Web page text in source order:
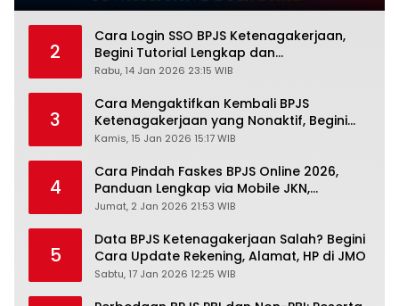
2
Cara Login SSO BPJS Ketenagakerjaan,
Begini Tutorial Lengkap dan
Pengertiannya
Rabu, 14 Jan 2026 23:15 WIB
3
Cara Mengaktifkan Kembali BPJS
Ketenagakerjaan yang Nonaktif, Begini
Panduan Lengkapnya
Kamis, 15 Jan 2026 15:17 WIB
4
Cara Pindah Faskes BPJS Online 2026,
Panduan Lengkap via Mobile JKN,
PANDAWA & Offiline Kantor Cabang
Jumat, 2 Jan 2026 21:53 WIB
5
Data BPJS Ketenagakerjaan Salah? Begini
Cara Update Rekening, Alamat, HP di JMO
Sabtu, 17 Jan 2026 12:25 WIB